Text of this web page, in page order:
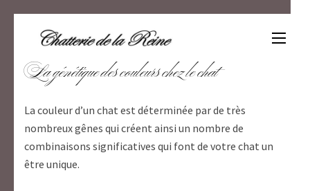
contenu
Entrée)
La génétique des couleurs chez le chat
La couleur d’un chat est déterminée par de très
nombreux gênes qui créent ainsi un nombre de
combinaisons significatives qui font de votre chat un
être unique.